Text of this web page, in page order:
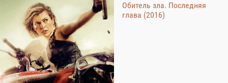
Обитель зла. Последняя
глава (2016)